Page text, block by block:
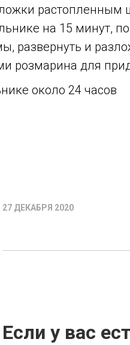
на 15 минут,
развернуть и
розмарина для
около 24 часов
27 ДЕКАБРЯ 2020
Если у вас